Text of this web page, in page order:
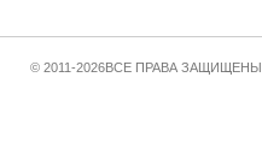
© 2011-2026ВСЕ ПРАВА ЗАЩИЩЕНЫ